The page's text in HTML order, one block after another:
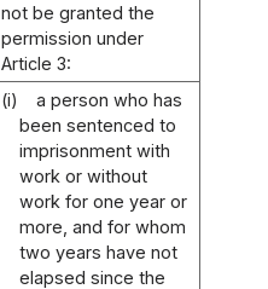
not be granted the
permission under
Article 3:
(i)
a person who has
been sentenced to
imprisonment with
work or without
work for one year or
more, and for whom
two years have not
elapsed since the